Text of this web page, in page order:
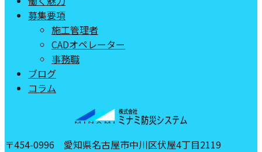
募集要項
施工管理者
CADオペレーター
事務職
ブログ
コラム
〒454-0996 愛知県名古屋市中川区伏屋4丁目2119